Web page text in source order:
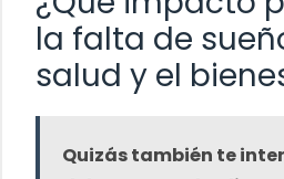
la falta de
salud y el
Quizás también te